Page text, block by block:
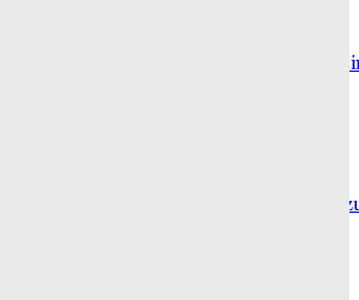
Bilder aus Staffel 3 – der Serienhit geht
„Olivia Jones“ – Vom Provinzjungen